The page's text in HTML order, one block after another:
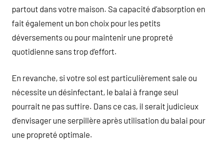
partout dans votre maison. Sa capacité d’absorption en
fait également un bon choix pour les petits
déversements ou pour maintenir une propreté
quotidienne sans trop d’effort.
En revanche, si votre sol est particulièrement sale ou
nécessite un désinfectant, le balai à frange seul
pourrait ne pas suffire. Dans ce cas, il serait judicieux
d’envisager une serpillère après utilisation du balai pour
une propreté optimale.